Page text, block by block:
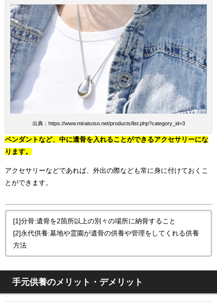
出典：https://www.miraisoso.net/products/list.php?category_id=3
ペンダントなど、中に遺骨を入れることができるアクセサリーにな
ります。
アクセサリーなどであれば、外出の際なども常に身に付けておくこ
とができます。
[1]分骨:遺骨を2箇所以上の別々の場所に納骨すること
[2]永代供養:墓地や霊園が遺骨の供養や管理をしてくれる供養
方法
手元供養のメリット・デメリット